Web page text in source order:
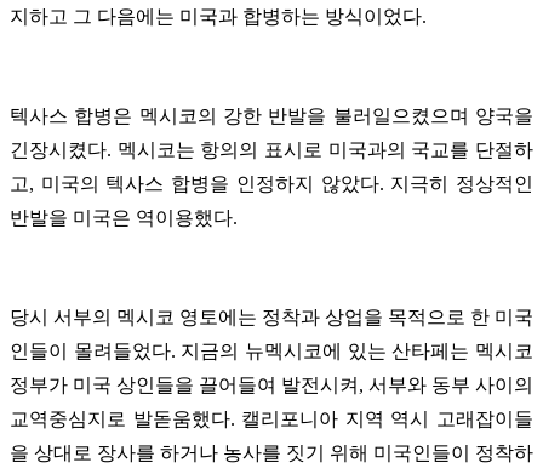
지하고 그 다음에는 미국과 합병하는 방식이었다.
텍사스 합병은 멕시코의 강한 반발을 불러일으켰으며 양국을
긴장시켰다. 멕시코는 항의의 표시로 미국과의 국교를 단절하
고, 미국의 텍사스 합병을 인정하지 않았다. 지극히 정상적인
반발을 미국은 역이용했다.
당시 서부의 멕시코 영토에는 정착과 상업을 목적으로 한 미국
인들이 몰려들었다. 지금의 뉴멕시코에 있는 산타페는 멕시코
정부가 미국 상인들을 끌어들여 발전시켜, 서부와 동부 사이의
교역중심지로 발돋움했다. 캘리포니아 지역 역시 고래잡이들
을 상대로 장사를 하거나 농사를 짓기 위해 미국인들이 정착하